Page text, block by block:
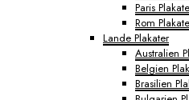
Paris
Rom
Lande Plakater
Australien
Belgien
Brasilien